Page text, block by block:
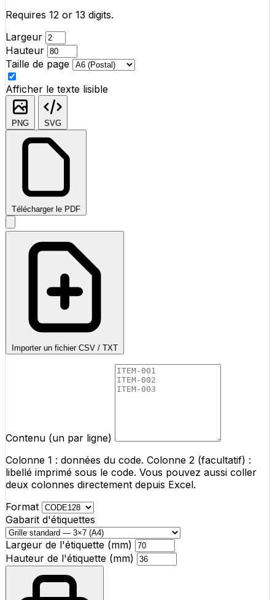
Requires 12 or 13 digits.
Largeur
Hauteur
Taille de page
Afficher le texte lisible
PNG SVG
Télécharger le PDF
Importer un fichier CSV / TXT
Contenu (un par ligne)
Colonne 1 : données du code. Colonne 2 (facultatif) :
libellé imprimé sous le code. Vous pouvez aussi coller
deux colonnes directement depuis Excel.
Format
Gabarit d'étiquettes
Largeur de l'étiquette (mm)
Hauteur de l'étiquette (mm)